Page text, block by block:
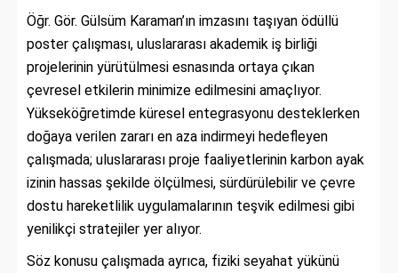
Öğr. Gör. Gülsüm Karaman’ın imzasını taşıyan ödüllü
poster çalışması, uluslararası akademik iş birliği
projelerinin yürütülmesi esnasında ortaya çıkan
çevresel etkilerin minimize edilmesini amaçlıyor.
Yükseköğretimde küresel entegrasyonu desteklerken
doğaya verilen zararı en aza indirmeyi hedefleyen
çalışmada; uluslararası proje faaliyetlerinin karbon ayak
izinin hassas şekilde ölçülmesi, sürdürülebilir ve çevre
dostu hareketlilik uygulamalarının teşvik edilmesi gibi
yenilikçi stratejiler yer alıyor.
Söz konusu çalışmada ayrıca, fiziki seyahat yükünü